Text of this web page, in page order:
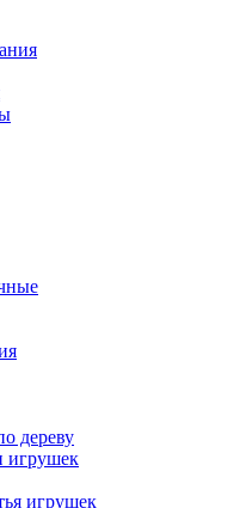
дереву
игрушек
игрушек